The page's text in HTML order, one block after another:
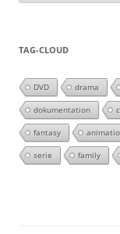
TAG-CLOUD
DVD drama
dokumentation
fantasy
serie family